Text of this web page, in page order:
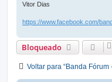
Vitor Dias
https://www.facebook.com/
Bloqueado
Voltar para “Banda